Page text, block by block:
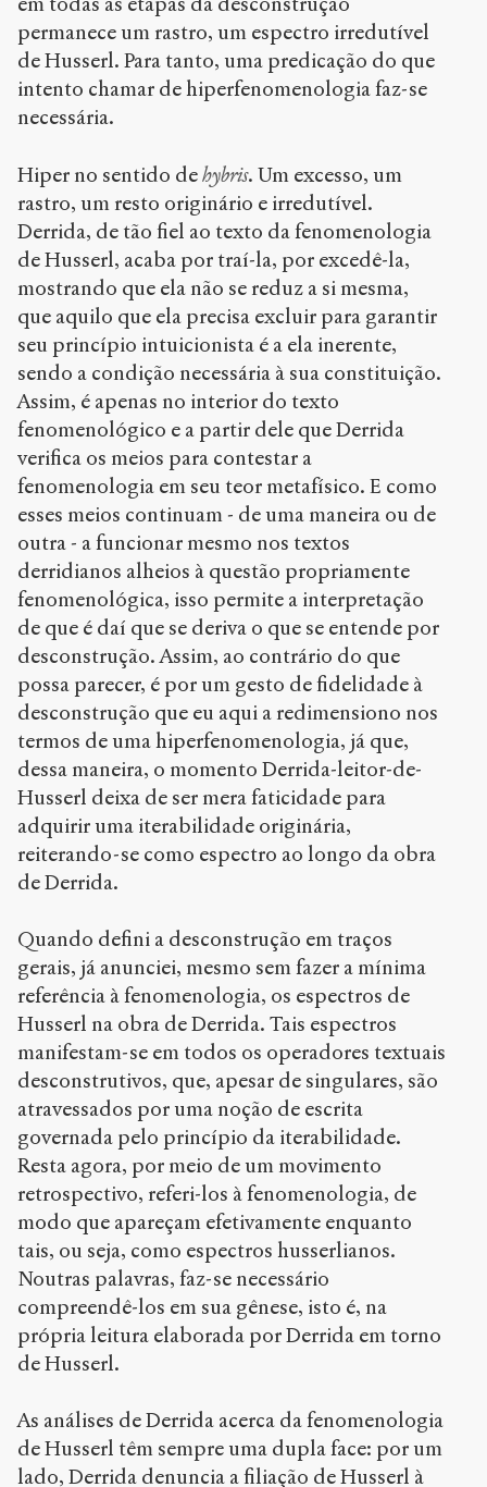
permanece um rastro, um espectro irredutível
de Husserl. Para tanto, uma predicação do que
intento chamar de hiperfenomenologia faz-se
necessária.
Hiper no sentido dehybris. Um excesso, um
rastro, um resto originário e irredutível.
Derrida, de tão fiel ao texto da fenomenologia
de Husserl, acaba por traí-la, por excedê-la,
mostrando que ela não se reduz a si mesma,
que aquilo que ela precisa excluir para garantir
seu princípio intuicionista é a ela inerente,
sendo a condição necessária à sua constituição.
Assim, é apenas no interior do texto
fenomenológico e a partir dele que Derrida
verifica os meios para contestar a
fenomenologia em seu teor metafísico. E como
esses meios continuam - de uma maneira ou de
outra - a funcionar mesmo nos textos
derridianos alheios à questão propriamente
fenomenológica, isso permite a interpretação
de que é daí que se deriva o que se entende por
desconstrução. Assim, ao contrário do que
possa parecer, é por um gesto de fidelidade à
desconstrução que eu aqui a redimensiono nos
termos de uma hiperfenomenologia, já que,
dessa maneira, o momento Derrida-leitor-de-
Husserl deixa de ser mera faticidade para
adquirir uma iterabilidade originária,
reiterando-se como espectro ao longo da obra
de Derrida.
Quando defini a desconstrução em traços
gerais, já anunciei, mesmo sem fazer a mínima
referência à fenomenologia, os espectros de
Husserl na obra de Derrida. Tais espectros
manifestam-se em todos os operadores textuais
desconstrutivos, que, apesar de singulares, são
atravessados por uma noção de escrita
governada pelo princípio da iterabilidade.
Resta agora, por meio de um movimento
retrospectivo, referi-los à fenomenologia, de
modo que apareçam efetivamente enquanto
tais, ou seja, como espectros husserlianos.
Noutras palavras, faz-se necessário
compreendê-los em sua gênese, isto é, na
própria leitura elaborada por Derrida em torno
de Husserl.
As análises de Derrida acerca da fenomenologia
de Husserl têm sempre uma dupla face: por um
lado, Derrida denuncia a filiação de Husserl à